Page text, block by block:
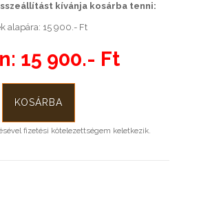
kívánja kosárba tenni:
alapára: 15 900.- Ft
15 900.- Ft
fizetési kötelezettségem keletkezik.